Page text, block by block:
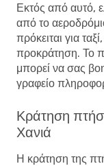
Εκτός από αυτό,
από το
πρόκειται για
προκράτηση. Το
μπορεί να σας
γραφείο
Κράτηση
Χανιά
Η κράτηση της